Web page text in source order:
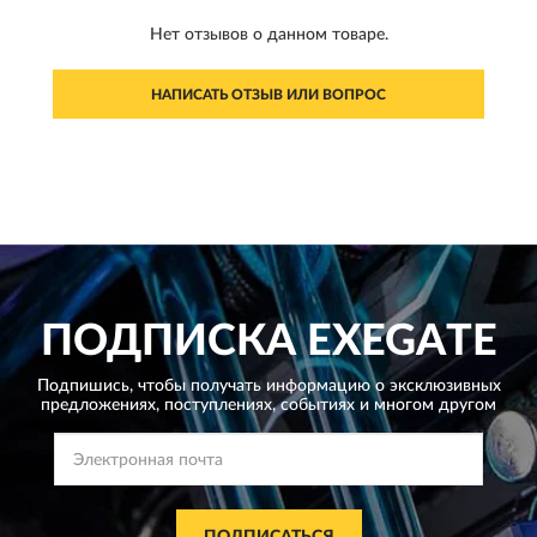
Нет отзывов о данном товаре.
НАПИСАТЬ ОТЗЫВ ИЛИ ВОПРОС
ПОДПИСКАEXEGATE
Подпишись, чтобы получать информацию о эксклюзивных
предложениях, поступлениях, событиях и многом другом